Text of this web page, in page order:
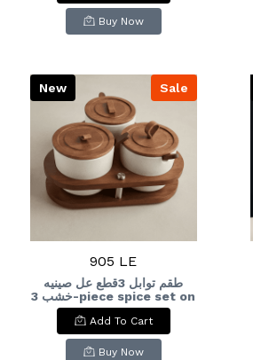
Buy Now
Sale
New
905 LE
طقم توابل 3قطع عل صينيه
خشب 3-piece spice set on
a wooden tray
Add To Cart
Buy Now